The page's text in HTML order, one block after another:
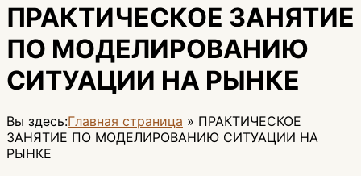
ПРАКТИЧЕСКОЕ ЗАНЯТИЕ
ПО МОДЕЛИРОВАНИЮ
СИТУАЦИИ НА РЫНКЕ
Вы здесь:Главная страница » ПРАКТИЧЕСКОЕ
ЗАНЯТИЕ ПО МОДЕЛИРОВАНИЮ СИТУАЦИИ НА
РЫНКЕ